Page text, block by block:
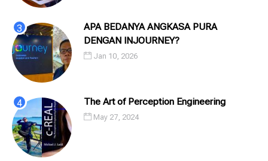
APA BEDANYA ANGKASA PURA
DENGAN INJOURNEY?
Jan 10, 2026
The Art of Perception Engineering
May 27, 2024